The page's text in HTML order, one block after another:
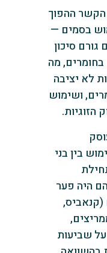
ההפוך
בסמים —
סיכון
מה
לא יציבה
ושימוש
הזוגיות.
בין בני
היה פער
על שביעות